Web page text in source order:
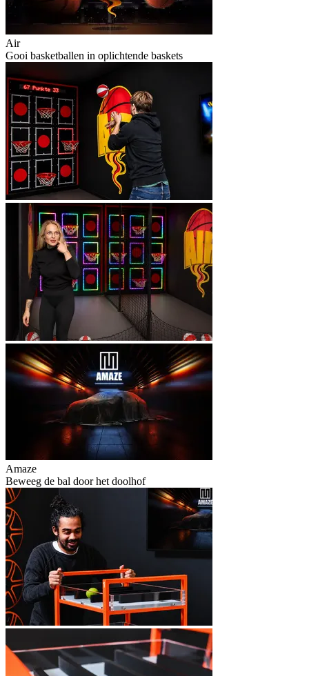
Air
Gooi basketballen in oplichtende baskets
Amaze
Beweeg de bal door het doolhof